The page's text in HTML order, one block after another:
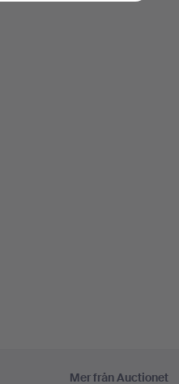
Mer från Auctionet